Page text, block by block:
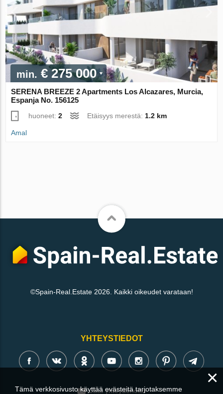
min. € 275 000
SERENA BREEZE 2 Apartments Los Alcazares, Murcia,
Espanja No. 156125
huoneet:2 Etäisyys merestä:1.2 km
Amal
©Spain-Real.Estate 2026. Kaikki oikeudet varataan!
YHTEYSTIEDOT
Jätä yhteydenotto
×
Tämä verkkosivusto käyttää evästeitä tarjotaksemme